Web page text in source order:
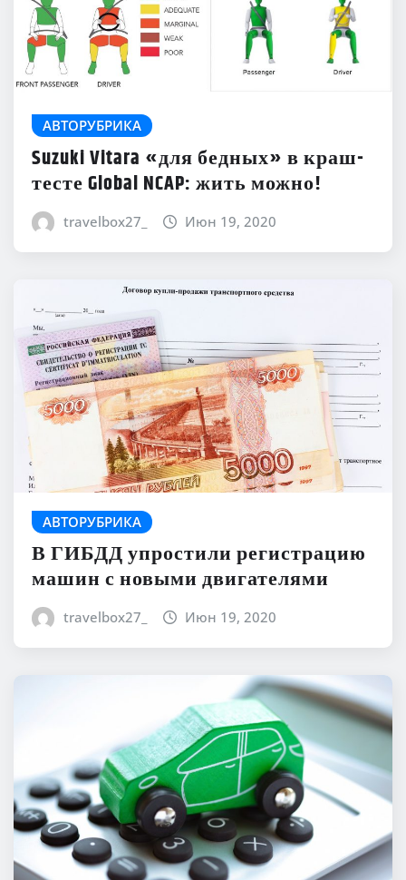
АВТОРУБРИКА
Suzuki Vitara «для бедных» в краш-
тесте Global NCAP: жить можно!
travelbox27_ Июн 19, 2020
АВТОРУБРИКА
В ГИБДД упростили регистрацию
машин с новыми двигателями
travelbox27_ Июн 19, 2020